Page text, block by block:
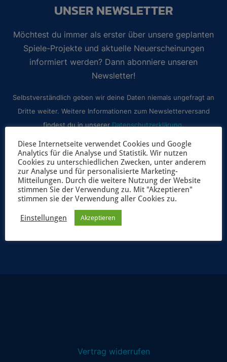
UNSER NEWSLETTER
Möchtest du immer als erster über unsere geplanten
Spiele-Projekte und aktuelle Neuerscheinungen
informiert werden? Dann abonniere unseren
Newsletter!
Selbstverständlich geben wir deine Daten niemals ungefragt an
Dritte weiter. Weitere Informationen zum Newsletterversand
findest du in unsererDatenschutzerklärung.
JETZT ANMELDEN
Vertrag widerrufen
Diese Internetseite verwendet Cookies und Google
Analytics für die Analyse und Statistik. Wir nutzen
Cookies zu unterschiedlichen Zwecken, unter anderem
zur Analyse und für personalisierte Marketing-
Mitteilungen. Durch die weitere Nutzung der Website
stimmen Sie der Verwendung zu. Mit "Akzeptieren"
stimmen sie der Verwendung aller Cookies zu.
Einstellungen Akzeptieren